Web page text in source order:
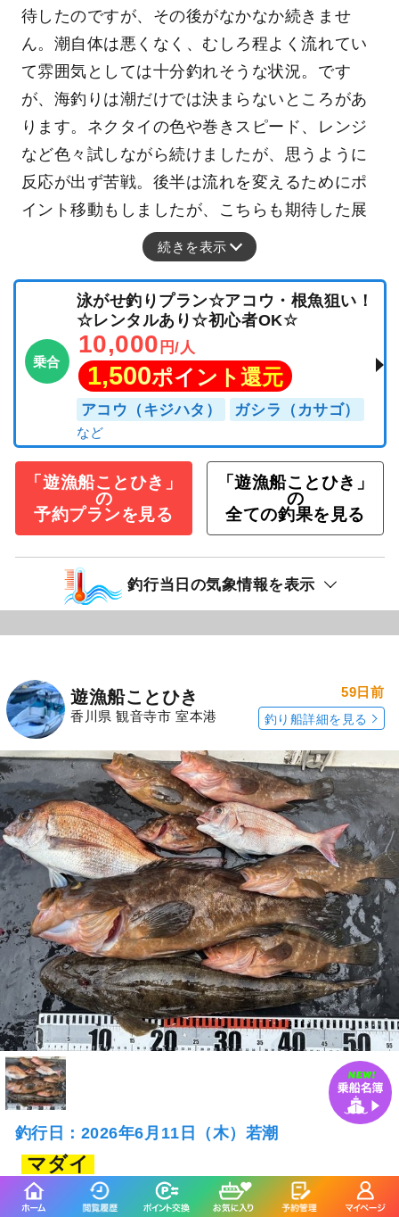
待したのですが、その後がなかなか続きませ
ん。潮自体は悪くなく、むしろ程よく流れてい
て雰囲気としては十分釣れそうな状況。です
が、海釣りは潮だけでは決まらないところがあ
ります。ネクタイの色や巻きスピード、レンジ
など色々試しながら続けましたが、思うように
反応が出ず苦戦。後半は流れを変えるためにポ
イント移動もしましたが、こちらも期待した展
続きを表示
乗合
泳がせ釣りプラン☆アコウ・根魚狙い！
☆レンタルあり☆初心者OK☆
10,000 円/人
1,500ポイント還元
アコウ（キジハタ） ガシラ（カサゴ）
「遊漁船ことひき」
の
予約プランを見る
「遊漁船ことひき」
の
全ての釣果を見る
釣行当日の気象情報を表示
遊漁船ことひき
香川県 観音寺市 室本港
59日前
釣り船詳細を見る
釣行日：2026年6月11日（木）若潮
マダイ
マゴチ
最大55cm